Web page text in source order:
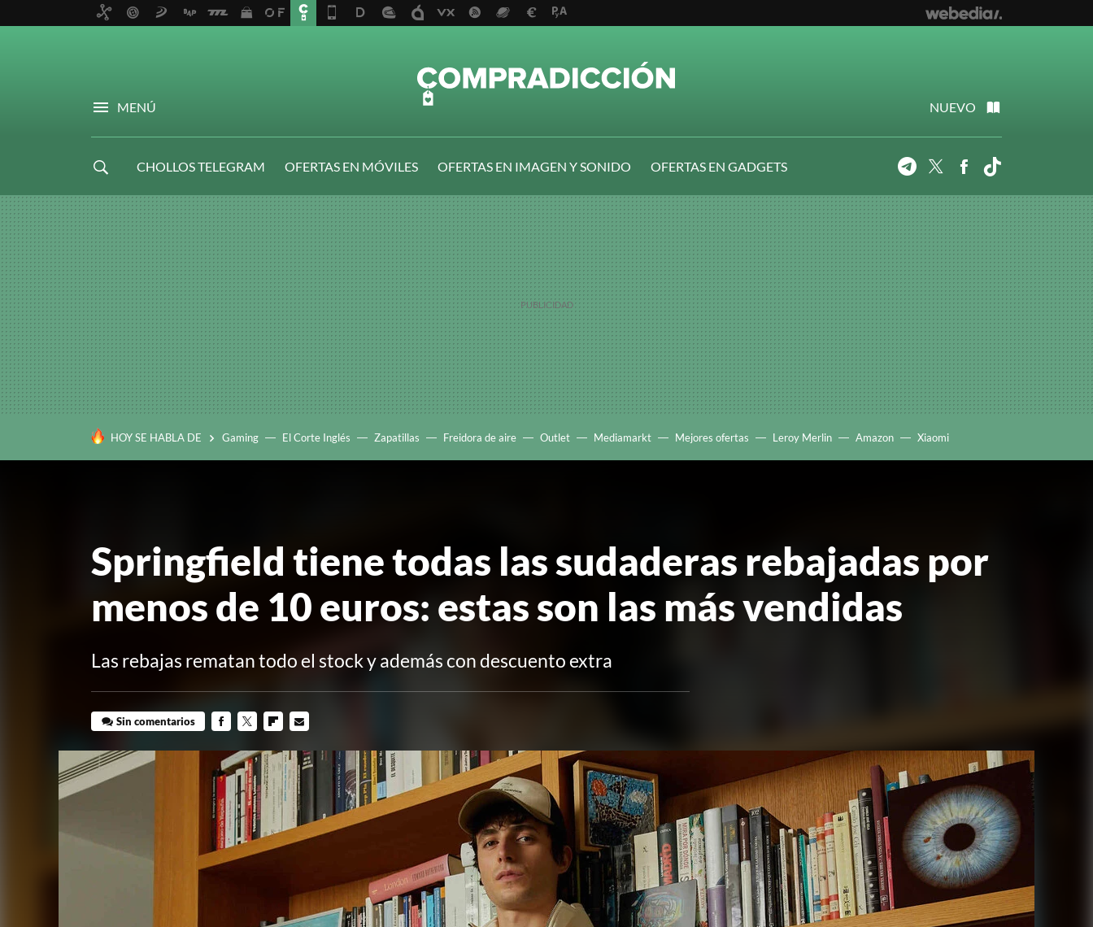
MENÚ NUEVO
CHOLLOS TELEGRAM OFERTAS EN MÓVILES OFERTAS EN IMAGEN Y SONIDO
OFERTAS EN GADGETS
TelegramTwitterFacebook
HOY SE HABLA DE Gaming El Corte Inglés Zapatillas Freidora de aire Outlet Mediamarkt Mejores ofertas Leroy Merlin Amazon Xiaomi
Springfield tiene todas las sudaderas rebajadas por
menos de 10 euros: estas son las más vendidas
Las rebajas rematan todo el stock y además con descuento extra
Sin comentarios
MAIL